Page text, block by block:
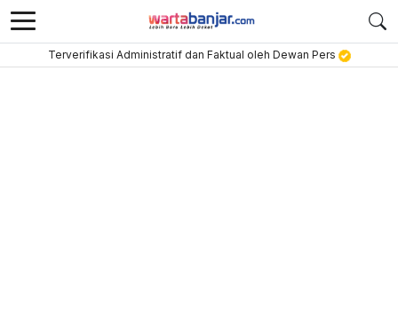
Terverifikasi Administratif dan Faktual oleh Dewan Pers